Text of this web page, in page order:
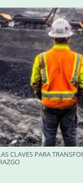
CLAVES PARA